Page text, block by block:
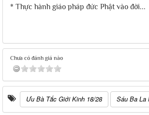
* Thực hành giáo pháp đức Phật vào đời...
Chưa có đánh giá nào
Ưu Bà Tắc Giới Kinh 18/28 Sáu Ba La